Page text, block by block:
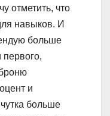
отметить, что
навыков. И
больше
первого,
и
больше